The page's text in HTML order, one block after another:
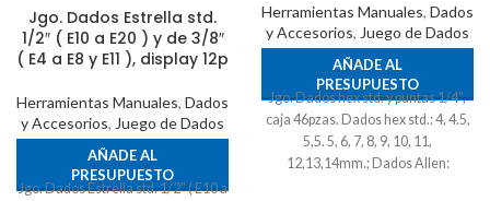
Jgo. Dados Estrella std.
1/2″ ( E10 a E20 ) y de 3/8″
( E4 a E8 y E11 ), display 12p
Herramientas Manuales, Dados
y Accesorios, Juego de Dados
AÑADE AL
PRESUPUESTO
Jgo. Dados Estrella std. 1/2" ( E10 a
Herramientas Manuales, Dados
y Accesorios, Juego de Dados
AÑADE AL
PRESUPUESTO
Jgo. Dados hex std. y puntas 1/4",
caja 46pzas. Dados hex std.: 4, 4.5,
5,5. 5, 6, 7, 8, 9, 10, 11,
12,13,14mm.; Dados Allen: